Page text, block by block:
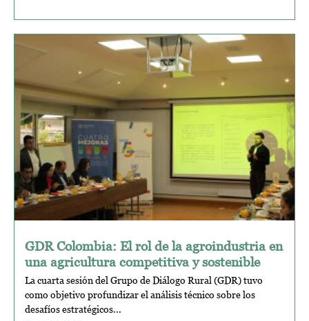
GDR Colombia: El rol de la agroindustria en
una agricultura competitiva y sostenible
La cuarta sesión del Grupo de Diálogo Rural (GDR) tuvo
como objetivo profundizar el análisis técnico sobre los
desafíos estratégicos...